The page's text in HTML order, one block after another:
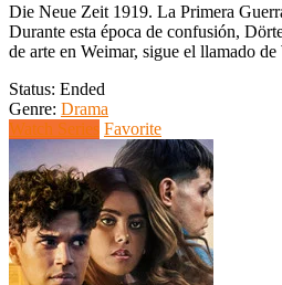
Die Neue Zeit 1919. La Primera
Durante esta época de confusión,
de arte en Weimar, sigue el llamado
Status: Ended
Genre: Drama
Watch Series Favorite